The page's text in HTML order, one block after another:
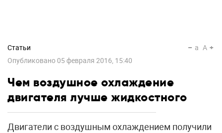
Статьи
Опубликовано 05 февраля 2016, 15:40
a A
Чем воздушное охлаждение
двигателя лучше жидкостного
Двигатели с воздушным охлаждением получили